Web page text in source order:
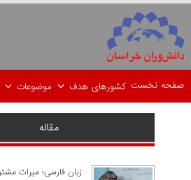
صفحه نخست کشورهای هدف موضوعات
مقاله
زبان فارسی؛ میراث